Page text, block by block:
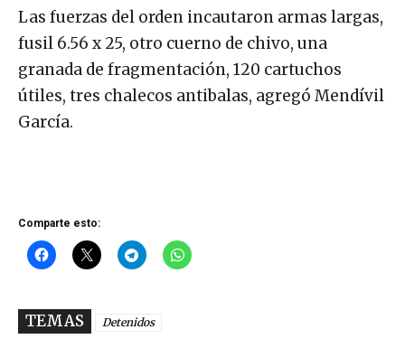
Las fuerzas del orden incautaron armas largas,
fusil 6.56 x 25, otro cuerno de chivo, una
granada de fragmentación, 120 cartuchos
útiles, tres chalecos antibalas, agregó Mendívil
García.
Comparte esto:
TEMAS
Detenidos